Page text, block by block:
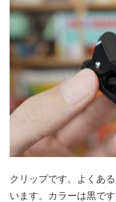
クリップです。よくあ
います。カラーは黒で